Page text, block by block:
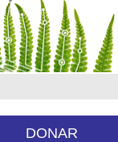
DONAR